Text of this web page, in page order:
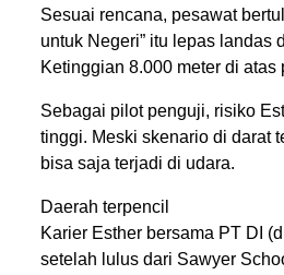
Sesuai rencana, pesawat
untuk Negeri” itu lepas landas
Ketinggian 8.000 meter di
Sebagai pilot penguji, risiko
tinggi. Meski skenario di darat
bisa saja terjadi di udara.
Daerah terpencil
Karier Esther bersama PT DI
setelah lulus dari Sawyer